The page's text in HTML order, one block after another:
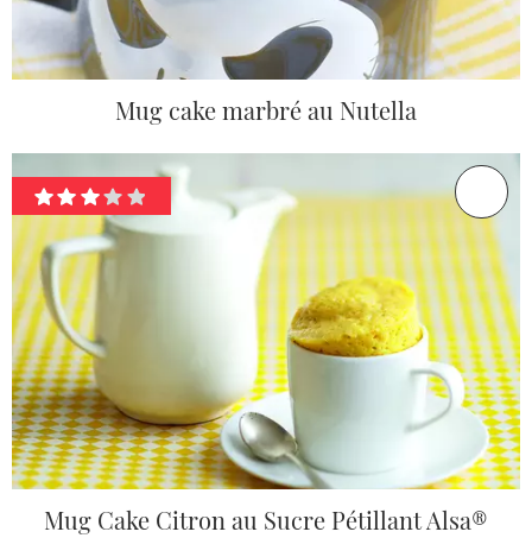
Mug cake marbré au Nutella
Mug Cake Citron au Sucre Pétillant Alsa®